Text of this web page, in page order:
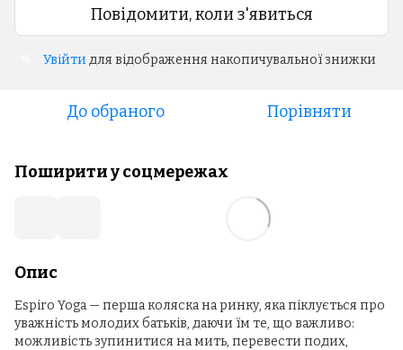
Повідомити, коли з'явиться
Увійти для відображення накопичувальної знижки
До обраного Порівняти
Поширити у соцмережах
Опис
Espiro Yoga — перша коляска на ринку, яка піклується про
уважність молодих батьків, даючи їм те, що важливо:
можливість зупинитися на мить, перевести подих,